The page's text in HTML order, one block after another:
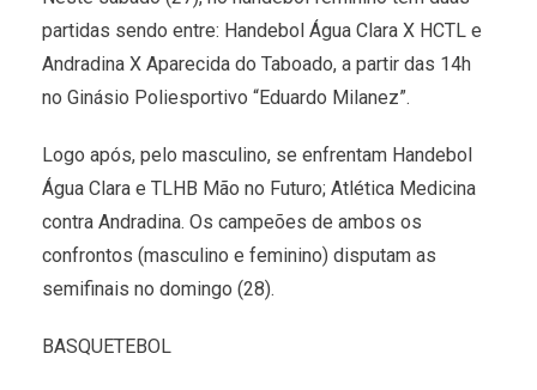
partidas sendo entre: Handebol Água Clara X HCTL e
Andradina X Aparecida do Taboado, a partir das 14h
no Ginásio Poliesportivo “Eduardo Milanez”.
Logo após, pelo masculino, se enfrentam Handebol
Água Clara e TLHB Mão no Futuro; Atlética Medicina
contra Andradina. Os campeões de ambos os
confrontos (masculino e feminino) disputam as
semifinais no domingo (28).
BASQUETEBOL